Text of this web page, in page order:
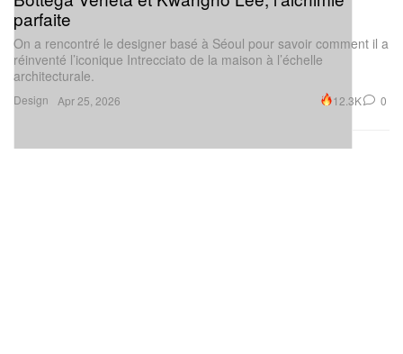
Design
parfaite
On a rencontré le designer basé à Séoul pour savoir comment il a
réinventé l’iconique Intrecciato de la maison à l’échelle
architecturale.
Apr 25, 2026 12.3K 0